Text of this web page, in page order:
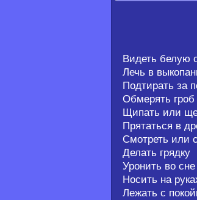
Видеть белую
Лечь в
Подтирать за
Обмерять
Щипать или
Прятаться в
Смотреть или
Делать грядку
Уронить во
Носить на
Лежать с